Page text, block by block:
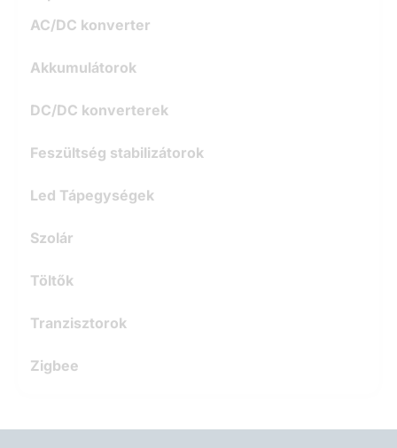
AC/DC konverter
Akkumulátorok
DC/DC konverterek
Feszültség stabilizátorok
Led Tápegységek
Szolár
Töltők
Tranzisztorok
Zigbee